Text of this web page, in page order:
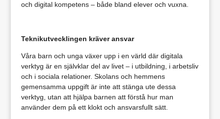
och digital kompetens – både bland elever och vuxna.
Teknikutvecklingen kräver ansvar
Våra barn och unga växer upp i en värld där digitala
verktyg är en självklar del av livet – i utbildning, i arbetsliv
och i sociala relationer. Skolans och hemmens
gemensamma uppgift är inte att stänga ute dessa
verktyg, utan att hjälpa barnen att förstå hur man
använder dem på ett klokt och ansvarsfullt sätt.